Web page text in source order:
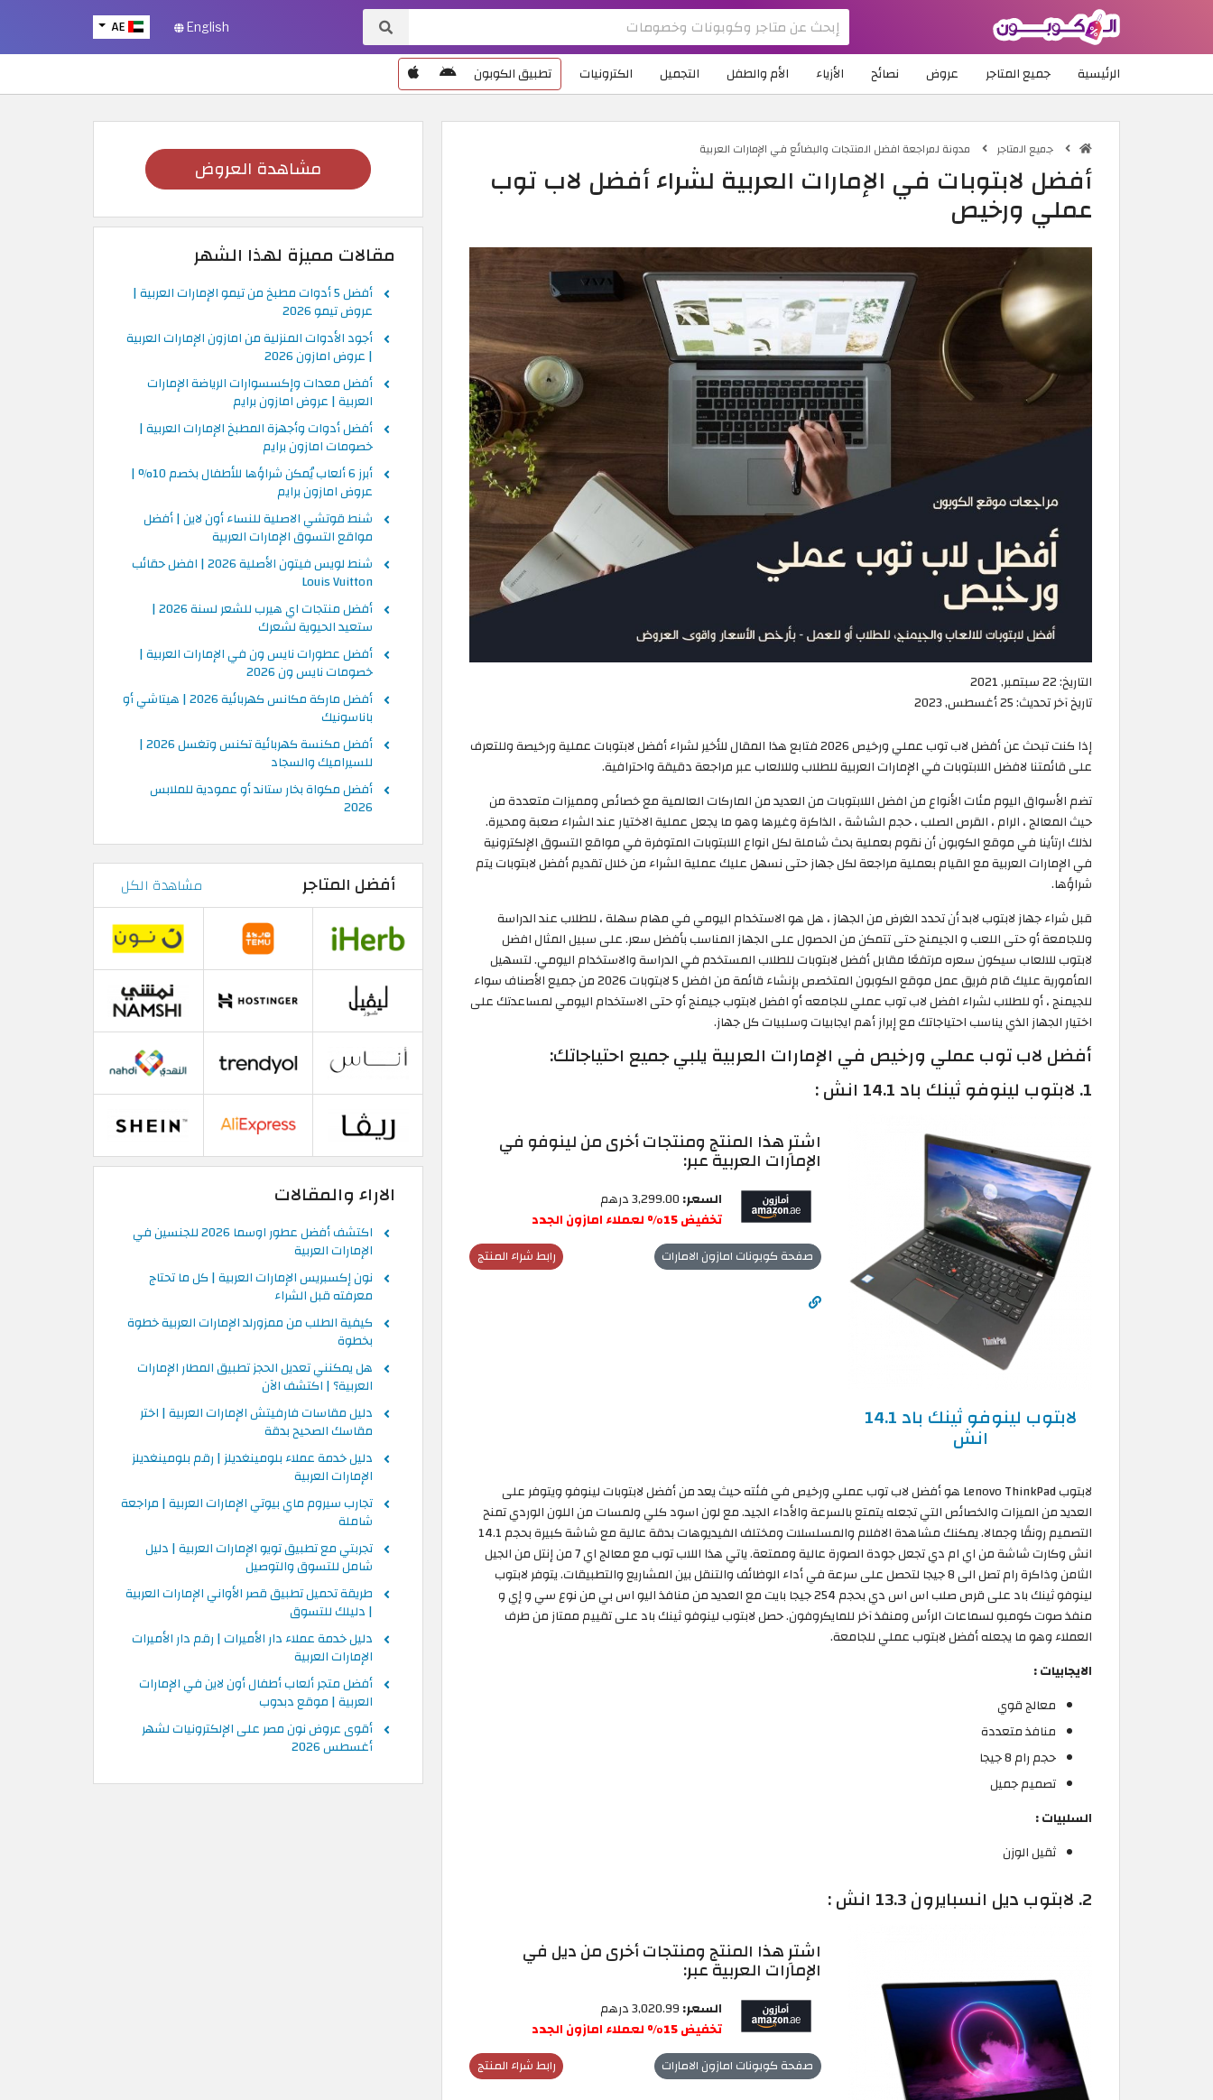
AE English
الرئيسية جميع المتاجر عروض نصائح الأزياء الأم والطفل التجميل الكترونيات تطبيق الكوبون
جميع المتاجر مدونة لمراجعة افضل المنتجات والبضائع في الإمارات العربية
أفضل لابتوبات في الإمارات العربية لشراء أفضل لاب توب
عملي ورخيص
التاريخ:22 سبتمبر, 2021
تاريخ آخر تحديث:25 أغسطس, 2023
إذا كنت تبحث عن أفضل لاب توب عملي ورخيص 2026 فتابع هذا المقال للأخير لشراء أفضل لابتوبات عملية ورخيصة وللتعرف
على قائمتنا لافضل اللابتوبات في الإمارات العربية للطلاب وللالعاب عبر مراجعة دقيقة واحترافية.
تضم الأسواق اليوم مئات الأنواع من افضل اللابتوبات من العديد من الماركات العالمية مع خصائص ومميزات متعددة من
حيث المعالج ، الرام ، القرص الصلب ، حجم الشاشة ، الذاكرة وغيرها وهو ما يجعل عملية الاختيار عند الشراء صعبة ومحيرة.
لذلك ارتأينا في موقع الكوبون أن نقوم بعملية بحث شاملة لكل انواع اللابتوبات المتوفرة في مواقع التسوق الإلكترونية
في الإمارات العربية مع القيام بعملية مراجعة لكل جهاز حتى نسهل عليك عملية الشراء من خلال تقديم أفضل لابتوبات يتم
شراؤها.
قبل شراء جهاز لابتوب لابد أن تحدد الغرض من الجهاز ، هل هو الاستخدام اليومي في مهام سهلة ، للطلاب عند الدراسة
وللجامعة أو حتى اللعب و الجيمنج حتى تتمكن من الحصول على الجهاز المناسب بأفضل سعر. على سبيل المثال افضل
لابتوب للالعاب سيكون سعره مرتفعًا مقابل أفضل لابتوبات للطلاب المستخدم في الدراسة والاستخدام اليومي. لتسهيل
المأمورية عليك قام فريق عمل موقع الكوبون المتخصص بإنشاء قائمة من افضل 5 لابتوبات 2026 من جميع الأصناف سواء
للجيمنج ، أو للطلاب لشراء افضل لاب توب عملي للجامعه أو افضل لابتوب جيمنج أو حتى الاستخدام اليومي لمساعدتك على
اختيار الجهاز الذي يناسب احتياجاتك مع إبراز أهم ايجابيات وسلبيات كل جهاز.
أفضل لاب توب عملي ورخيص في الإمارات العربية يلبي جميع احتياجاتك:
1. لابتوب لينوفو ثينك باد 14.1 انش :
لابتوب لينوفو ثينك باد 14.1
انش
اشترِ هذا المنتج ومنتجات أخرى من لينوفو في
الإمارات العربية عبر:
السعر:
تخفيض 15% لعملاء امازون الجدد
رابط شراء المنتج صفحة كوبونات امازون الامارات
لابتوب Lenovo ThinkPad هو أفضل لاب توب عملي ورخيص في فئته حيث يعد من أفضل لابتوبات لينوفو ويتوفر على
العديد من الميزات والخصائص التي تجعله يتمتع بالسرعة والأداء الجيد. مع لون اسود كلي ولمسات من اللون الوردي تمنح
التصميم رونقًا وجمالا. يمكنك مشاهدة الافلام والمسلسلات ومختلف الفيديوهات بدقة عالية مع شاشة كبيرة بحجم 14.1
انش وكارت شاشة من اي ام دي تجعل جودة الصورة عالية وممتعة. ياتي هذا اللاب توب مع معالج اي 7 من إنتل من الجيل
الثامن وذاكرة رام تصل الى 8 جيجا لتحصل على سرعة في أداء الوظائف والتنقل بين المشاريع والتطبيقات. يتوفر لابتوب
لينوفو ثينك باد على قرص صلب اس اس دي بحجم 254 جيجا بايت مع العديد من منافذ اليو اس بي من نوع سي و إي و
منفذ صوت كومبو لسماعات الرأس ومنفذ آخر للمايكروفون. حصل لابتوب لينوفو ثينك باد على تقييم ممتاز من طرف
العملاء وهو ما يجعله أفضل لابتوب عملي للجامعة.
الايجابيات :
معالج قوي
منافذ متعددة
حجم رام 8 جيجا
تصميم جميل
السلبيات :
ثقيل الوزن
2. لابتوب ديل انسبايرون 13.3 انش :
اشترِ هذا المنتج ومنتجات أخرى من ديل في
الإمارات العربية عبر:
السعر:
تخفيض 15% لعملاء امازون الجدد
رابط شراء المنتج صفحة كوبونات امازون الامارات
مشاهدة العروض
مقالات مميزة لهذا الشهر
أفضل 5 أدوات مطبخ من تيمو الإمارات العربية |
عروض تيمو 2026
أجود الأدوات المنزلية من امازون الإمارات العربية
| عروض امازون 2026
أفضل معدات وإكسسوارات الرياضة الإمارات
العربية | عروض امازون برايم
أفضل أدوات وأجهزة المطبخ الإمارات العربية |
خصومات امازون برايم
أبرز 6 ألعاب يُمكن شراؤها للأطفال بخصم 10% |
عروض امازون برايم
شنط قوتشي الاصلية للنساء أون لاين | أفضل
مواقع التسوق الإمارات العربية
شنط لويس فيتون الأصلية 2026 | افضل حقائب
Louis Vuitton
أفضل منتجات اي هيرب للشعر لسنة 2026 |
ستعيد الحيوية لشعرك
أفضل عطورات نايس ون في الإمارات العربية |
خصومات نايس ون 2026
أفضل ماركة مكانس كهربائية 2026 | هيتاشي أو
باناسونيك
أفضل مكنسة كهربائية تكنس وتغسل 2026 |
للسيراميك والسجاد
أفضل مكواة بخار ستاند أو عمودية للملابس
2026
أفضل المتاجر مشاهدة الكل
الاراء والمقالات
اكتشف أفضل عطور اوسما 2026 للجنسين في
الإمارات العربية
نون إكسبريس الإمارات العربية | كل ما تحتاج
معرفته قبل الشراء
كيفية الطلب من ممزورلد الإمارات العربية خطوة
بخطوة
هل يمكنني تعديل الحجز تطبيق المطار الإمارات
العربية؟ | اكتشف الآن
دليل مقاسات فارفيتش الإمارات العربية | اختر
مقاسك الصحيح بدقة
دليل خدمة عملاء بلومينغديلز | رقم بلومينغديلز
الإمارات العربية
تجارب سيروم ماي بيوتي الإمارات العربية | مراجعة
شاملة
تجربتي مع تطبيق تويو الإمارات العربية | دليل
شامل للتسوق والتوصيل
طريقة تحميل تطبيق قصر الأواني الإمارات العربية
| دليلك للتسوق
دليل خدمة عملاء دار الأميرات | رقم دار الأميرات
الإمارات العربية
أفضل متجر ألعاب أطفال أون لاين في الإمارات
العربية | موقع دبدوب
أقوى عروض نون مصر على الإلكترونيات لشهر
أغسطس 2026